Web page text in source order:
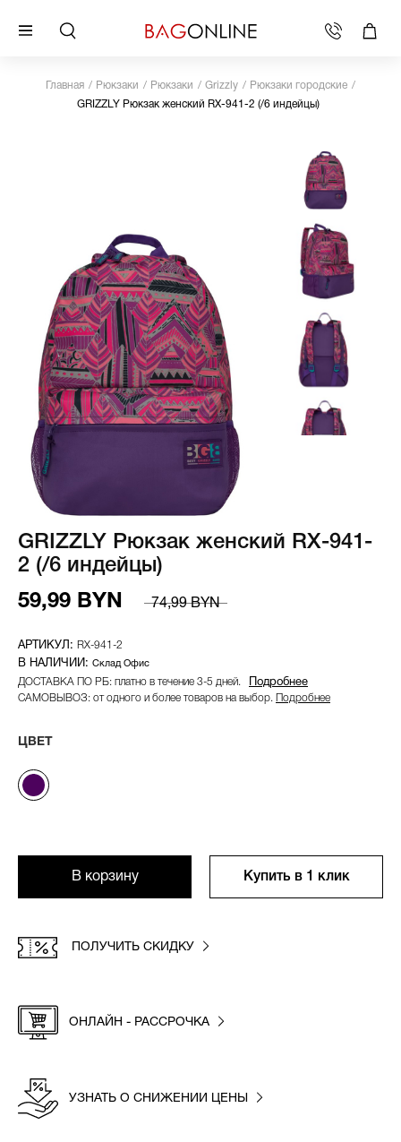
Главная Рюкзаки Рюкзаки Grizzly
Рюкзаки городские
GRIZZLY Рюкзак женский RX-941-2 (/6 индейцы)
GRIZZLY Рюкзак женский RX-941-
2 (/6 индейцы)
59,99 BYN
74,99 BYN
RX-941-2
Склад Офис
ДОСТАВКА ПО РБ: платно в течение 3-5 дней. Подробнее
САМОВЫВОЗ: от одного и более товаров на выбор. Подробнее
ЦВЕТ
В корзину Купить в 1 клик
ПОЛУЧИТЬ СКИДКУ
ОНЛАЙН - РАССРОЧКА
УЗНАТЬ О СНИЖЕНИИ ЦЕНЫ